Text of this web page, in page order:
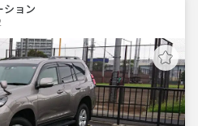
ション